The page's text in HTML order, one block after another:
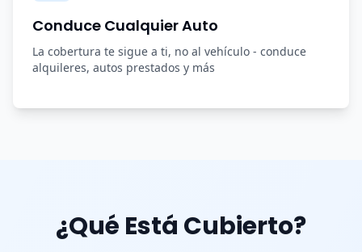
Conduce Cualquier Auto
La cobertura te sigue a ti, no al vehículo - conduce
alquileres, autos prestados y más
¿Qué Está Cubierto?